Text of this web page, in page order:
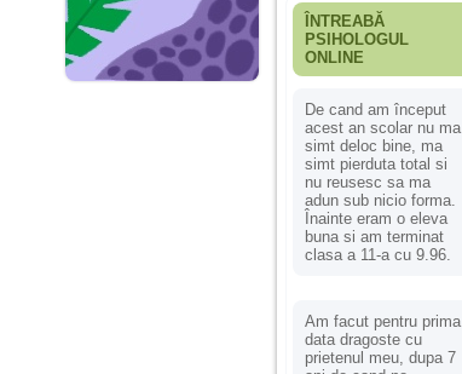
ÎNTREABĂ
PSIHOLOGUL
ONLINE
De cand am început
acest an scolar nu ma
simt deloc bine, ma
simt pierduta total si
nu reusesc sa ma
adun sub nicio forma.
Înainte eram o eleva
buna si am terminat
clasa a 11-a cu 9.96.
Am facut pentru prima
data dragoste cu
prietenul meu, dupa 7